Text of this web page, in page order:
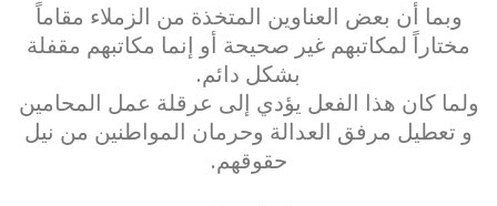
وبما أن بعض العناوين المتخذة من الزملاء مقاماً
مختاراً لمكاتبهم غير صحيحة أو إنما مكاتبهم مقفلة
بشكل دائم.
ولما كان هذا الفعل يؤدي إلى عرقلة عمل المحامين
و تعطيل مرفق العدالة وحرمان المواطنين من نيل
حقوقهم.